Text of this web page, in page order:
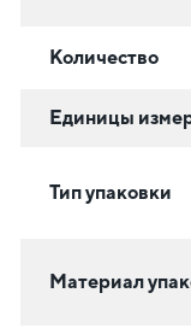
Количество
Единицы
Тип упаковки
Материал